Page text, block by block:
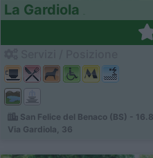
La Gardiola
San Felice del Benaco (BS) -
Via Gardiola, 36